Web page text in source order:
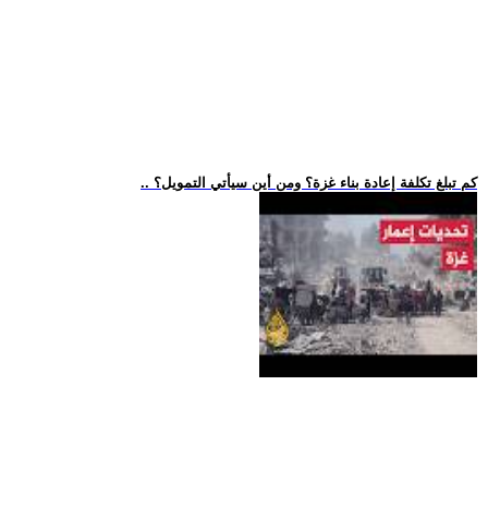
.. كم تبلغ تكلفة إعادة بناء غزة؟ ومن أين سيأتي التمويل؟